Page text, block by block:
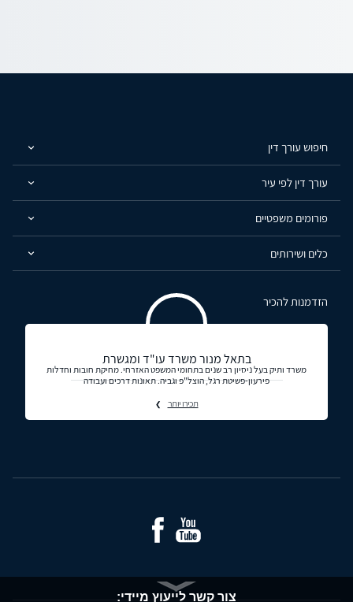
חיפוש עורך דין
עורך דין לפי עיר
פורומים משפטיים
כלים ושירותים
הזדמנות להכיר
בתאל מנור משרד עו"ד ומגשרת
משרד ותיק בעל ניסיון רב שנים בתחומי המשפט האזרחי. מחיקת חובות וחדלות
פירעון-פשיטת רגל, הוצל"פ וגביה. תאונות דרכים ועבודה
תכירו יותר
צור קשר לייעוץ מיידי: